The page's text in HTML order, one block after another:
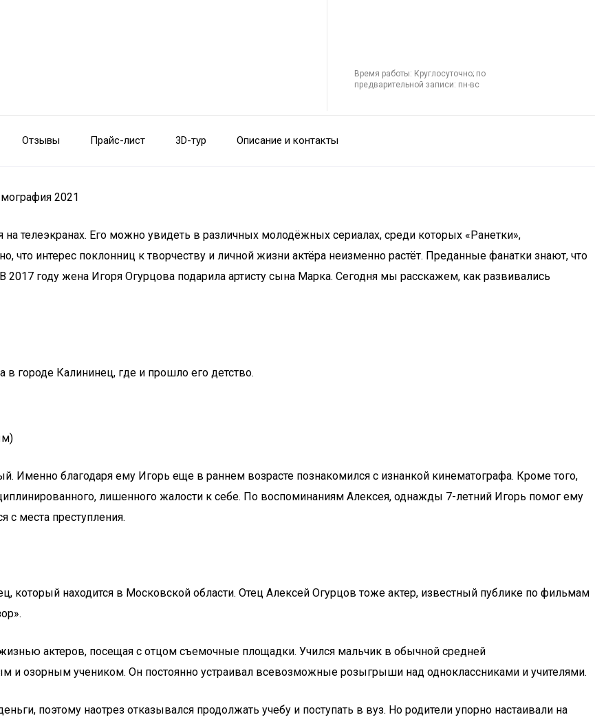
Время работы: Круглосуточно; по
предварительной записи: пн-вс
Отзывы Прайс-лист 3D-тур Описание и контакты
2021
на телеэкранах. Его можно увидеть в различных молодёжных сериалах, среди которых «Ранетки»,
что интерес поклонниц к творчеству и личной жизни актёра неизменно растёт. Преданные фанатки знают, что
году жена Игоря Огурцова подарила артисту сына Марка. Сегодня мы расскажем, как развивались
в городе Калининец, где и прошло его детство.
Именно благодаря ему Игорь еще в раннем возрасте познакомился с изнанкой кинематографа. Кроме того,
лишенного жалости к себе. По воспоминаниям Алексея, однажды 7-летний Игорь помог ему
места преступления.
который находится в Московской области. Отец Алексей Огурцов тоже актер, известный публике по фильмам
актеров, посещая с отцом съемочные площадки. Учился мальчик в обычной средней
и озорным учеником. Он постоянно устраивал всевозможные розыгрыши над одноклассниками и учителями.
поэтому наотрез отказывался продолжать учебу и поступать в вуз. Но родители упорно настаивали на